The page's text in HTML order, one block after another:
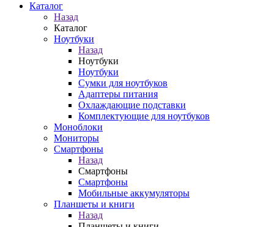
Каталог
Назад
Каталог
Ноутбуки
Назад
Ноутбуки
Ноутбуки
Сумки для ноутбуков
Адаптеры питания
Охлаждающие подставки
Комплектующие для ноутбуков
Моноблоки
Мониторы
Смартфоны
Назад
Смартфоны
Смартфоны
Мобильные аккумуляторы
Планшеты и книги
Назад